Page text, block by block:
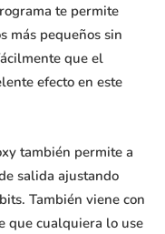
te permite
más pequeños sin
que el
efecto en este
también permite a
salida ajustando
También viene con
que cualquiera lo use